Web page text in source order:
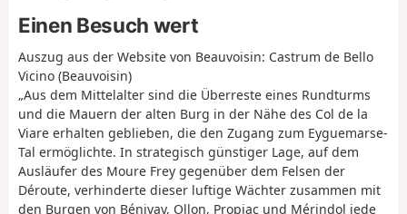
Einen Besuch wert
Auszug aus der Website von Beauvoisin: Castrum de Bello
Vicino (Beauvoisin)
„Aus dem Mittelalter sind die Überreste eines Rundturms
und die Mauern der alten Burg in der Nähe des Col de la
Viare erhalten geblieben, die den Zugang zum Eyguemarse-
Tal ermöglichte. In strategisch günstiger Lage, auf dem
Ausläufer des Moure Frey gegenüber dem Felsen der
Déroute, verhinderte dieser luftige Wächter zusammen mit
den Burgen von Bénivay, Ollon, Propiac und Mérindol jede